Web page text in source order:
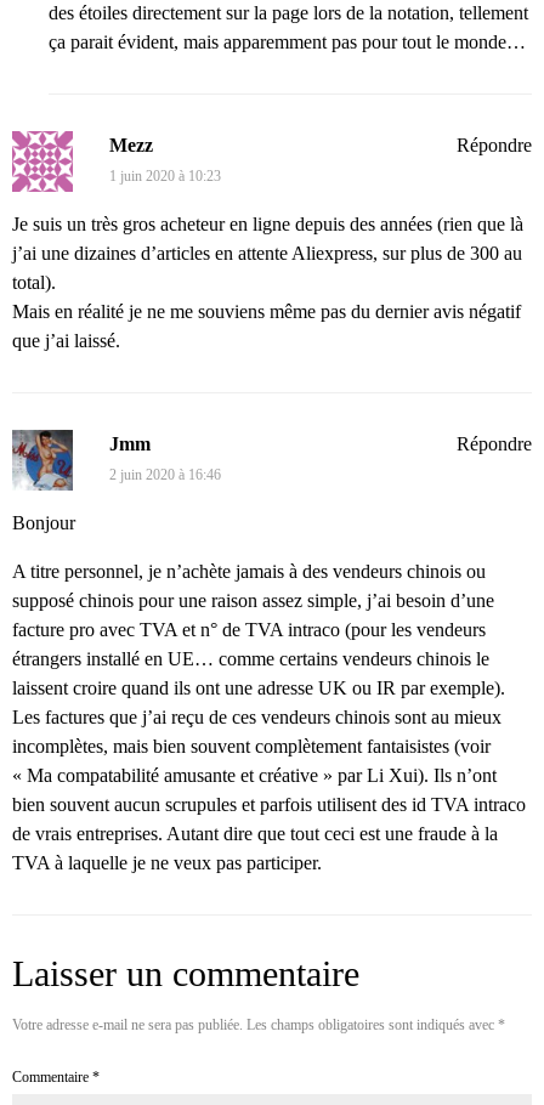
des étoiles directement sur la page lors de la notation, tellement
ça parait évident, mais apparemment pas pour tout le monde…
Mezz
1 juin 2020 à 10:23
Je suis un très gros acheteur en ligne depuis des années (rien que là
j’ai une dizaines d’articles en attente Aliexpress, sur plus de 300 au
total).
Mais en réalité je ne me souviens même pas du dernier avis négatif
que j’ai laissé.
Répondre
Jmm
2 juin 2020 à 16:46
Bonjour
A titre personnel, je n’achète jamais à des vendeurs chinois ou
supposé chinois pour une raison assez simple, j’ai besoin d’une
facture pro avec TVA et n° de TVA intraco (pour les vendeurs
étrangers installé en UE… comme certains vendeurs chinois le
laissent croire quand ils ont une adresse UK ou IR par exemple).
Les factures que j’ai reçu de ces vendeurs chinois sont au mieux
incomplètes, mais bien souvent complètement fantaisistes (voir
« Ma compatabilité amusante et créative » par Li Xui). Ils n’ont
bien souvent aucun scrupules et parfois utilisent des id TVA intraco
de vrais entreprises. Autant dire que tout ceci est une fraude à la
TVA à laquelle je ne veux pas participer.
Répondre
Laisser un commentaire
Votre adresse e-mail ne sera pas publiée. Les champs obligatoires sont indiqués avec *
Commentaire *